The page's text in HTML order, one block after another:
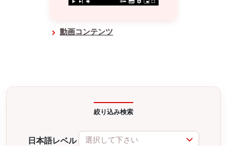
動画コンテンツ
絞り込み検索
日本語レベル 選択して下さい